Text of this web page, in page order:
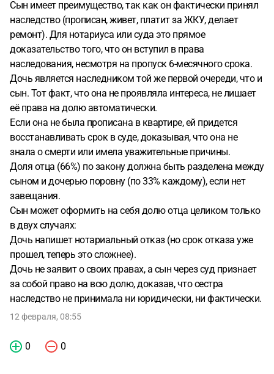
Сын имеет преимущество, так как он фактически принял
наследство (прописан, живет, платит за ЖКУ, делает
ремонт). Для нотариуса или суда это прямое
доказательство того, что он вступил в права
наследования, несмотря на пропуск 6-месячного срока.
Дочь является наследником той же первой очереди, что и
сын. Тот факт, что она не проявляла интереса, не лишает
её права на долю автоматически.
Если она не была прописана в квартире, ей придется
восстанавливать срок в суде, доказывая, что она не
знала о смерти или имела уважительные причины.
Доля отца (66%) по закону должна быть разделена между
сыном и дочерью поровну (по 33% каждому), если нет
завещания.
Сын может оформить на себя долю отца целиком только
в двух случаях:
Дочь напишет нотариальный отказ (но срок отказа уже
прошел, теперь это сложнее).
Дочь не заявит о своих правах, а сын через суд признает
за собой право на всю долю, доказав, что сестра
наследство не принимала ни юридически, ни фактически.
12 февраля, 08:55
0 0